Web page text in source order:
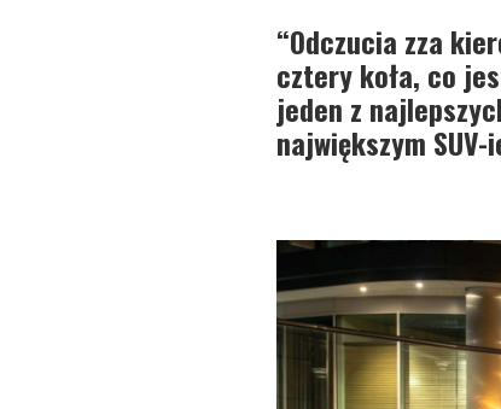
“Odczucia zza
cztery koła, co
jeden z
największym